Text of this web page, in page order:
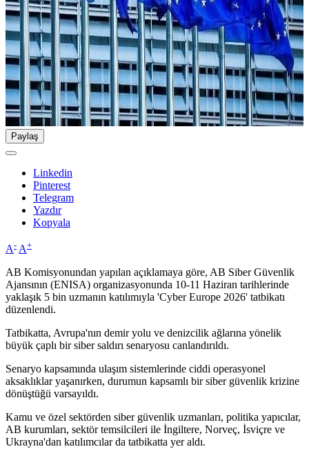
Paylaş
Linkedin
Pinterest
Telegram
Yazdır
Kopyala
A- A+
AB Komisyonundan yapılan açıklamaya göre, AB Siber Güvenlik
Ajansının (ENISA) organizasyonunda 10-11 Haziran tarihlerinde
yaklaşık 5 bin uzmanın katılımıyla 'Cyber Europe 2026' tatbikatı
düzenlendi.
Tatbikatta, Avrupa'nın demir yolu ve denizcilik ağlarına yönelik
büyük çaplı bir siber saldırı senaryosu canlandırıldı.
Senaryo kapsamında ulaşım sistemlerinde ciddi operasyonel
aksaklıklar yaşanırken, durumun kapsamlı bir siber güvenlik krizine
dönüştüğü varsayıldı.
Kamu ve özel sektörden siber güvenlik uzmanları, politika yapıcılar,
AB kurumları, sektör temsilcileri ile İngiltere, Norveç, İsviçre ve
Ukrayna'dan katılımcılar da tatbikatta yer aldı.